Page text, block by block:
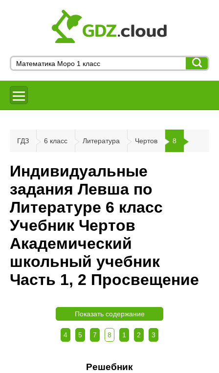
ГДЗ 6 класс Литература Чертов 8
Индивидуальные
задания Левша по
Литературе 6 класс
Учебник Чертов
Академический
школьный учебник
Часть 1, 2 Просвещение
Показать содержание
4 5 7 8 1 2 3
Решебник